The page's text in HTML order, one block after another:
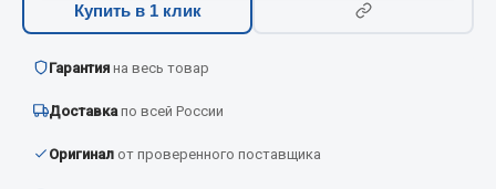
МЕТИЗЫ
Болты
Гайки
Купить в 1 клик
Гарантия на весь товар
Доставка по всей России
Оригинал от проверенного поставщика